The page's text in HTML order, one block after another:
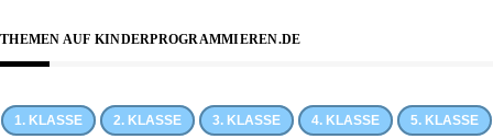
THEMEN AUF KINDERPROGRAMMIEREN.DE
1. KLASSE 2. KLASSE 3. KLASSE 4. KLASSE 5. KLASSE